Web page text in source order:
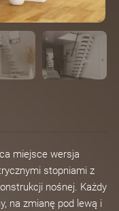
miejsce wersja
stopniami z
nośnej. Każdy
na zmianę pod lewą i